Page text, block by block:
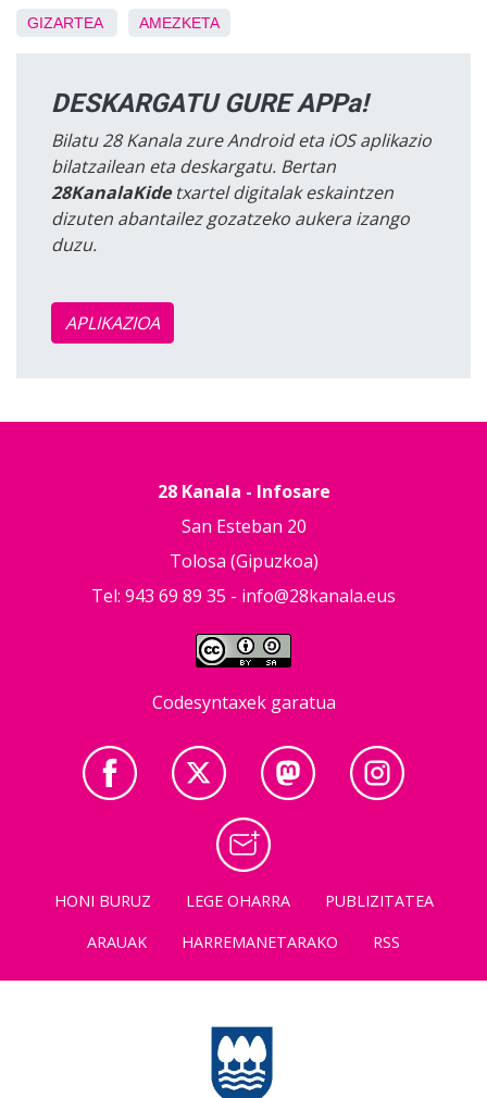
GIZARTEA AMEZKETA
DESKARGATU GURE APPa!
Bilatu 28 Kanala zure Android eta iOS aplikazio
bilatzailean eta deskargatu. Bertan
28KanalaKidetxartel digitalak eskaintzen
dizuten abantailez gozatzeko aukera izango
duzu.
APLIKAZIOA
28 Kanala - Infosare
San Esteban 20
Tolosa (Gipuzkoa)
Tel: 943 69 89 35 - info@28kanala.eus
Codesyntaxek garatua
HONI BURUZ LEGE OHARRA
PUBLIZITATEA
ARAUAK
HARREMANETARAKO RSS